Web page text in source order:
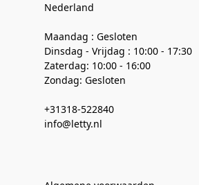
Nederland
Maandag : Gesloten
Dinsdag - Vrijdag : 10:00 - 17:30
Zaterdag: 10:00 - 16:00
Zondag: Gesloten
+31318-522840
info@letty.nl